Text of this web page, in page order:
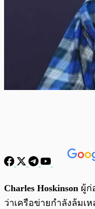
พร้อมเล่น
Charles Hoskinson ผู้ก่
ว่าเครือข่ายกำลังล้มเ